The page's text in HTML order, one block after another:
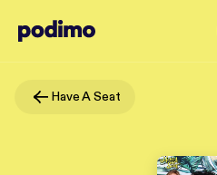
Have A Seat